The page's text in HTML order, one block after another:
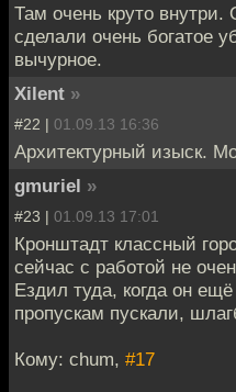
Там очень круто внутри.
сделали очень богатое
вычурное.
Xilent »
#22 | 01.09.13 16:36
Архитектурный изыск.
gmuriel »
#23 | 01.09.13 17:01
Кронштадт классный
сейчас с работой не
Ездил туда, когда он
пропускам пускали,
Кому: chum, #17